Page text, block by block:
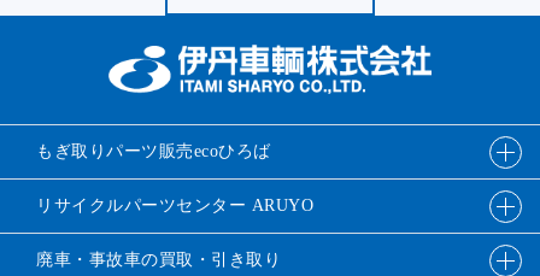
もぎ取りパーツ販売ecoひろば
リサイクルパーツセンター ARUYO
廃車・事故車の買取・引き取り